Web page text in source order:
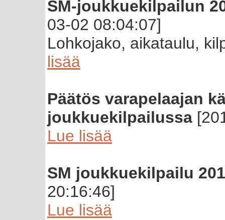
SM-joukkuekilpailun
03-02 08:04:07]
Lohkojako, aikataulu,
lisää
Päätös varapelaajan
joukkuekilpailussa
Lue lisää
SM joukkuekilpailu
20:16:46]
Lue lisää